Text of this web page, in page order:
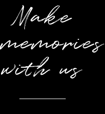
Make
memories
with us